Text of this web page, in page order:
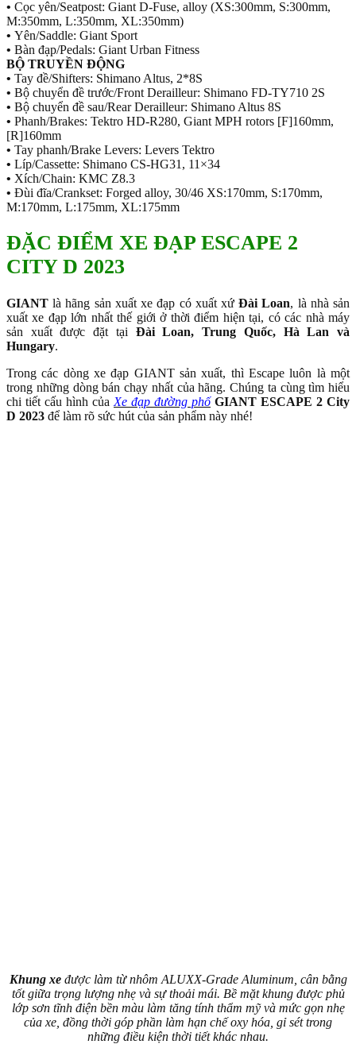
• Cọc yên/Seatpost: Giant D-Fuse, alloy (XS:300mm, S:300mm,
M:350mm, L:350mm, XL:350mm)
• Yên/Saddle: Giant Sport
• Bàn đạp/Pedals: Giant Urban Fitness
BỘ TRUYỀN ĐỘNG
• Tay đề/Shifters: Shimano Altus, 2*8S
• Bộ chuyển đề trước/Front Derailleur: Shimano FD-TY710 2S
• Bộ chuyển đề sau/Rear Derailleur: Shimano Altus 8S
• Phanh/Brakes: Tektro HD-R280, Giant MPH rotors [F]160mm,
[R]160mm
• Tay phanh/Brake Levers: Levers Tektro
• Líp/Cassette: Shimano CS-HG31, 11×34
• Xích/Chain: KMC Z8.3
• Đùi đĩa/Crankset: Forged alloy, 30/46 XS:170mm, S:170mm,
M:170mm, L:175mm, XL:175mm
ĐẶC ĐIỂM XE ĐẠP ESCAPE 2
CITY D 2023
GIANT là hãng sản xuất xe đạp có xuất xứĐài Loan, là nhà sản
xuất xe đạp lớn nhất thế giới ở thời điểm hiện tại, có các nhà máy
sản xuất được đặt tại Đài Loan, Trung Quốc, Hà Lan và
Hungary.
Trong các dòng xe đạp GIANT sản xuất, thì Escape luôn là một
trong những dòng bán chạy nhất của hãng. Chúng ta cùng tìm hiểu
chi tiết cấu hình của Xe đạp đường phố GIANT ESCAPE 2 City
D 2023 để làm rõ sức hút của sản phẩm này nhé!
Khung xeđược làm từ nhôm ALUXX-Grade Aluminum, cân bằng
tốt giữa trọng lượng nhẹ và sự thoải mái. Bề mặt khung được phủ
lớp sơn tĩnh điện bền màu làm tăng tính thẩm mỹ và mức gọn nhẹ
của xe, đồng thời góp phần làm hạn chế oxy hóa, gỉ sét trong
những điều kiện thời tiết khác nhau.